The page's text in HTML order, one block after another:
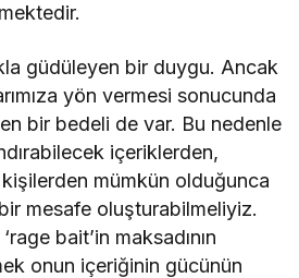
güdüleyen bir duygu. Ancak
yön vermesi sonucunda
bir bedeli de var. Bu nedenle
içeriklerden,
mümkün olduğunca
mesafe oluşturabilmeliyiz.
bait’in maksadının
onun içeriğinin gücünün